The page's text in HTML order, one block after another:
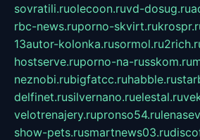
sovratili.ruolecoon.ruvd-dosug.ru
rbc-news.ruporno-skvirt.ru
13autor-kolonka.rusormol.ru
hostserve.ruporno-na-russkom.ru
neznobi.rubigfatcc.ruhabble.ru
delfinet.rusilvernano.ruelestal.ru
velotrenajery.rupronso54.ru
show-pets.rusmartnews03.ru